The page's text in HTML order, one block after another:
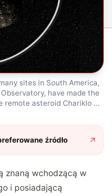
sites in South America,
Observatory, have made the
remote asteroid Chariklo is
to have rings and only the
Uranus and Neptune — to
of these rings remains a
artist’s impression shows
the rings might look like.
źródło
znaną wchodzącą w
i posiadającą